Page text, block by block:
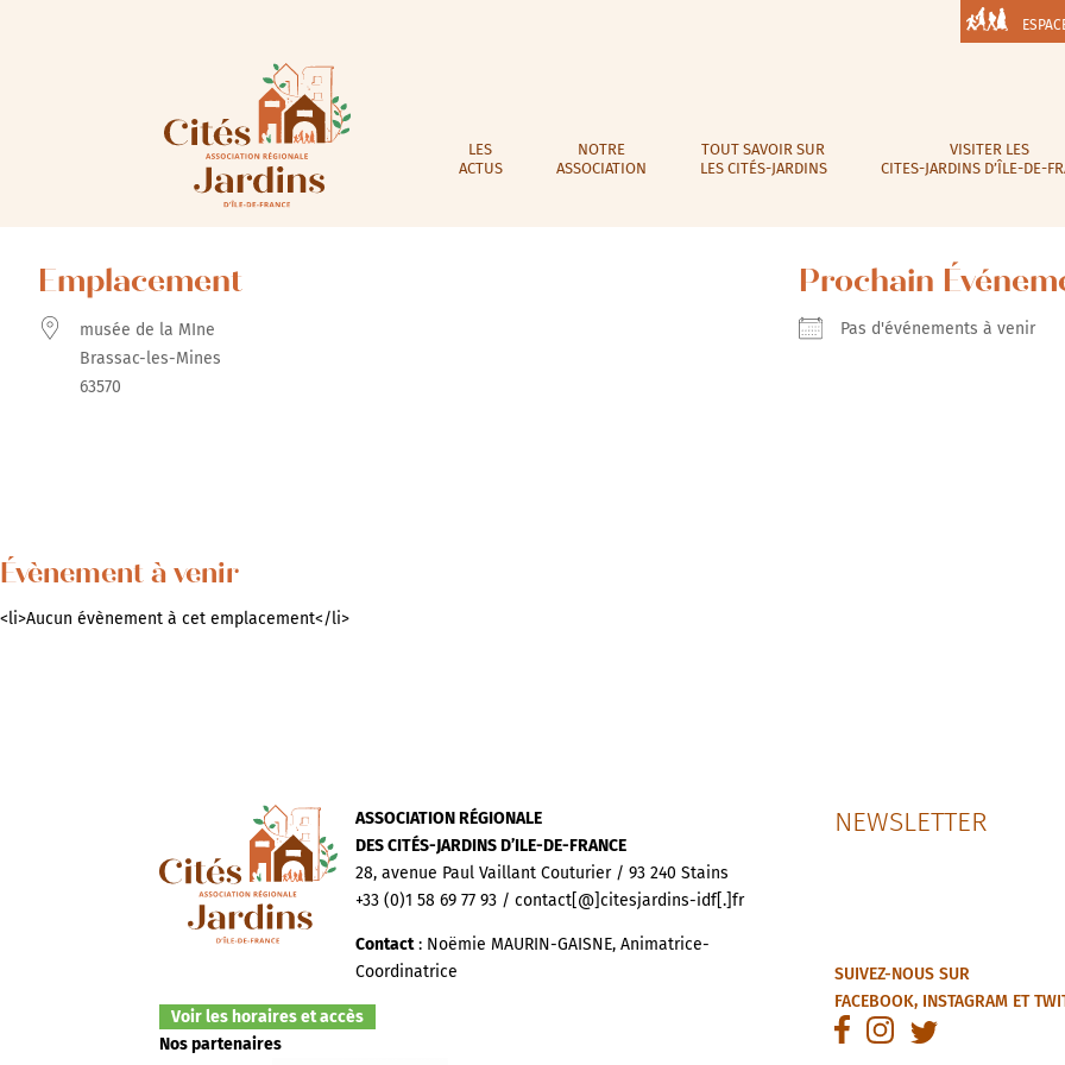
LES
ACTUS
NOTRE
ASSOCIATION
TOUT SAVOIR SUR
LES CITÉS-JARDINS
VISITER LES
CITES-JARDINS D’ÎLE-DE-
Emplacement
musée de la MIne
Brassac-les-Mines
63570
Prochain
Pas d'événements à venir
Évènement à venir
<li>Aucun évènement à cet emplacement</li>
ASSOCIATION RÉGIONALE
DES CITÉS-JARDINS D’ILE-DE-FRANCE
28, avenue Paul Vaillant Couturier / 93 240 Stains
+33 (0)1 58 69 77 93 / contact[@]citesjardins-idf[.]fr
Contact: Noëmie MAURIN-GAISNE, Animatrice-
Coordinatrice
Voir les horaires et accès
Nos partenaires
NEWSLETTER
SUIVEZ-NOUS SUR
FACEBOOK, INSTAGRAMET